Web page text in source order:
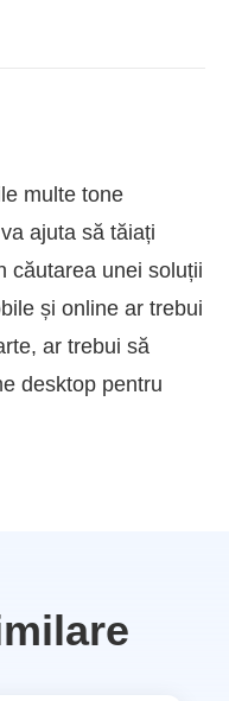
multe tone
ajuta să tăiați
căutarea unei soluții
și online ar trebui
ar trebui să
desktop pentru